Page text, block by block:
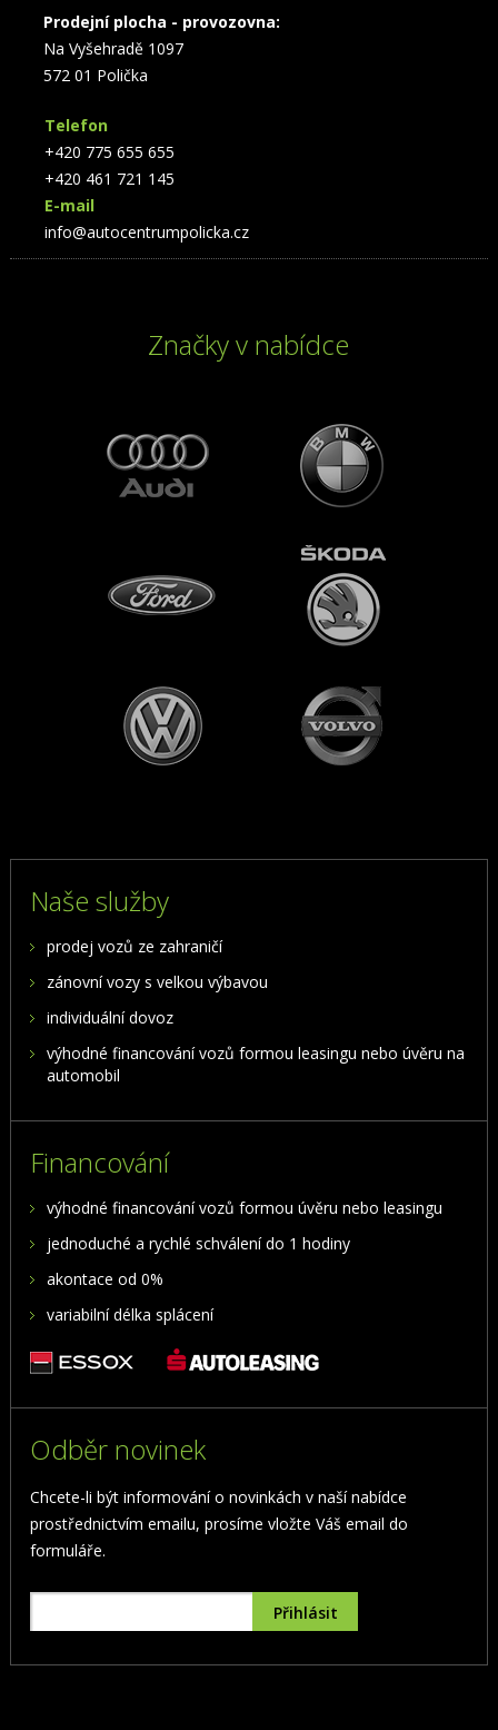
Prodejní plocha - provozovna:
Na Vyšehradě 1097
572 01 Polička
Telefon
+420 775 655 655
+420 461 721 145
E-mail
info@autocentrumpolicka.cz
Značky v nabídce
Naše služby
prodej vozů ze zahraničí
zánovní vozy s velkou výbavou
individuální dovoz
výhodné financování vozů formou leasingu nebo úvěru na
automobil
Financování
výhodné financování vozů formou úvěru nebo leasingu
jednoduché a rychlé schválení do 1 hodiny
akontace od 0%
variabilní délka splácení
Odběr novinek
Chcete-li být informování o novinkách v naší nabídce
prostřednictvím emailu, prosíme vložte Váš email do
formuláře.